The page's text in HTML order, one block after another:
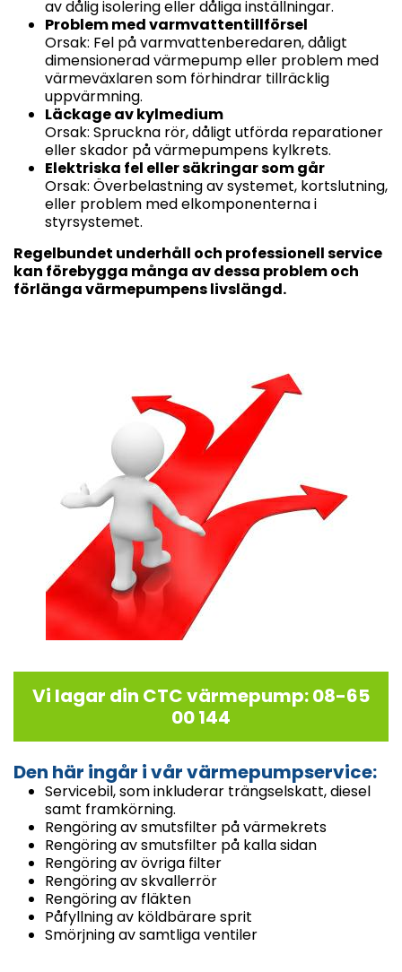
av dålig isolering eller dåliga inställningar.
Problem med varmvattentillförsel
Orsak: Fel på varmvattenberedaren, dåligt
dimensionerad värmepump eller problem med
värmeväxlaren som förhindrar tillräcklig
uppvärmning.
Läckage av kylmedium
Orsak: Spruckna rör, dåligt utförda reparationer
eller skador på värmepumpens kylkrets.
Elektriska fel eller säkringar som går
Orsak: Överbelastning av systemet, kortslutning,
eller problem med elkomponenterna i
styrsystemet.
Regelbundet underhåll och professionell service
kan förebygga många av dessa problem och
förlänga värmepumpens livslängd.
Vi lagar din CTC värmepump: 08-65
00 144
Den här ingår i vår värmepumpservice:
Servicebil, som inkluderar trängselskatt, diesel
samt framkörning.
Rengöring av smutsfilter på värmekrets
Rengöring av smutsfilter på kalla sidan
Rengöring av övriga filter
Rengöring av skvallerrör
Rengöring av fläkten
Påfyllning av köldbärare sprit
Smörjning av samtliga ventiler